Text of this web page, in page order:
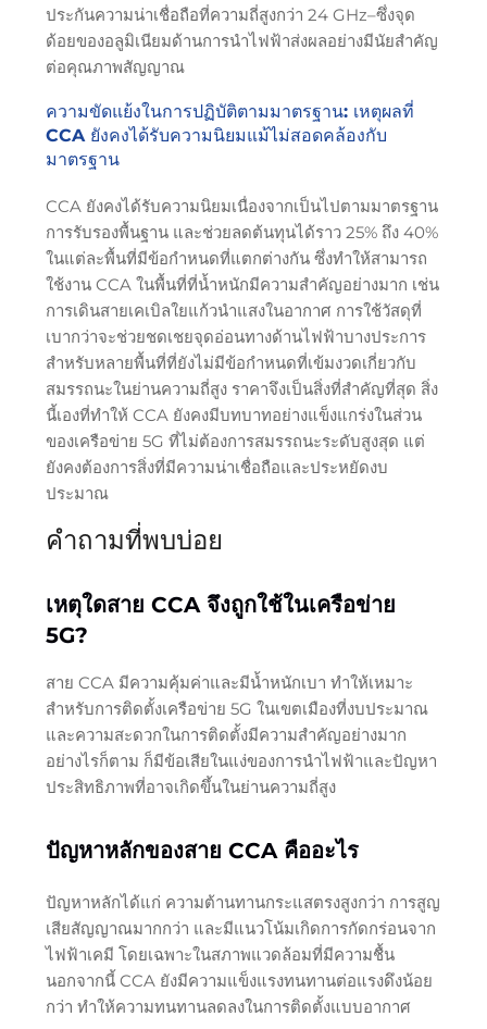
ประกันความน่าเชื่อถือที่ความถี่สูงกว่า 24 GHz–ซึ่งจุด
ด้อยของอลูมิเนียมด้านการนำไฟฟ้าส่งผลอย่างมีนัยสำคัญ
ต่อคุณภาพสัญญาณ
ความขัดแย้งในการปฏิบัติตามมาตรฐาน: เหตุผลที่
CCA ยังคงได้รับความนิยมแม้ไม่สอดคล้องกับ
มาตรฐาน
CCA ยังคงได้รับความนิยมเนื่องจากเป็นไปตามมาตรฐาน
การรับรองพื้นฐาน และช่วยลดต้นทุนได้ราว 25% ถึง 40%
ในแต่ละพื้นที่มีข้อกำหนดที่แตกต่างกัน ซึ่งทำให้สามารถ
ใช้งาน CCA ในพื้นที่ที่น้ำหนักมีความสำคัญอย่างมาก เช่น
การเดินสายเคเบิลใยแก้วนำแสงในอากาศ การใช้วัสดุที่
เบากว่าจะช่วยชดเชยจุดอ่อนทางด้านไฟฟ้าบางประการ
สำหรับหลายพื้นที่ที่ยังไม่มีข้อกำหนดที่เข้มงวดเกี่ยวกับ
สมรรถนะในย่านความถี่สูง ราคาจึงเป็นสิ่งที่สำคัญที่สุด สิ่ง
นี้เองที่ทำให้ CCA ยังคงมีบทบาทอย่างแข็งแกร่งในส่วน
ของเครือข่าย 5G ที่ไม่ต้องการสมรรถนะระดับสูงสุด แต่
ยังคงต้องการสิ่งที่มีความน่าเชื่อถือและประหยัดงบ
ประมาณ
คำถามที่พบบ่อย
เหตุใดสาย CCA จึงถูกใช้ในเครือข่าย
5G?
สาย CCA มีความคุ้มค่าและมีน้ำหนักเบา ทำให้เหมาะ
สำหรับการติดตั้งเครือข่าย 5G ในเขตเมืองที่งบประมาณ
และความสะดวกในการติดตั้งมีความสำคัญอย่างมาก
อย่างไรก็ตาม ก็มีข้อเสียในแง่ของการนำไฟฟ้าและปัญหา
ประสิทธิภาพที่อาจเกิดขึ้นในย่านความถี่สูง
ปัญหาหลักของสาย CCA คืออะไร
ปัญหาหลักได้แก่ ความต้านทานกระแสตรงสูงกว่า การสูญ
เสียสัญญาณมากกว่า และมีแนวโน้มเกิดการกัดกร่อนจาก
ไฟฟ้าเคมี โดยเฉพาะในสภาพแวดล้อมที่มีความชื้น
นอกจากนี้ CCA ยังมีความแข็งแรงทนทานต่อแรงดึงน้อย
กว่า ทำให้ความทนทานลดลงในการติดตั้งแบบอากาศ